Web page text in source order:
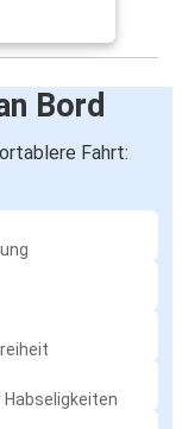
Bord
Fahrt: